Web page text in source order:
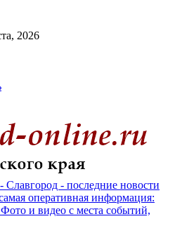
2026
Славгород - последние новости
оперативная информация:
и видео с места событий,